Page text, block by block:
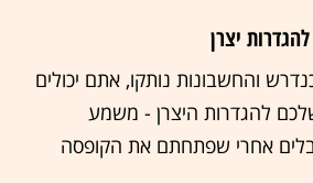
יצרן
והחשבונות נותקו, אתם יכולים
להגדרות היצרן - משמע
אחרי שפתחתם את הקופסה